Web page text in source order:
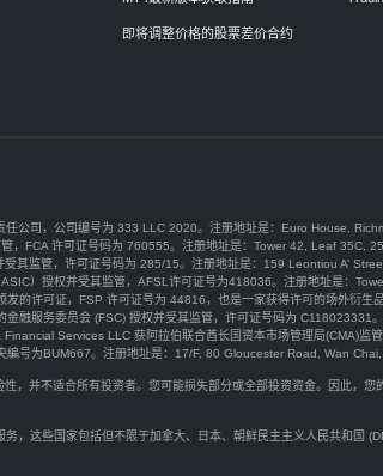
即将调整价格的股票差价合约
任公司，公司编号为 333 LLC 2020。注册地址是：Euro House,
，FCA 许可证号码为 760555。注册地址是：Tower 42, Leaf
其监管，许可证号码为 285/15。注册地址是：159 Leontiou A’
）授权并受其监管，AFSL许可证号为418036。注册地址是：
的许可证，FSP 许可证号为 44816，也是一家获得许可的场外衍
融服务委员会 (FSC) 授权并受其监管，许可证号码为
Services LLC 获阿拉伯联合酋长国资本市场管理局(CMA)
編号为BUM667。注册地址是：17/F, 80 Gloucester Road, Wan
，并不适合所有投资者。您可能损失部分或全部投资资金。因此，
，这些国家包括但不限于加拿大、日本、朝鲜民主主义人民共和国